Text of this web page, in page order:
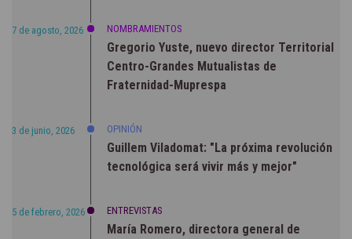
7 de agosto, 2026 NOMBRAMIENTOS
Gregorio Yuste, nuevo director Territorial
Centro-Grandes Mutualistas de
Fraternidad-Muprespa
3 de junio, 2026 OPINIÓN
Guillem Viladomat: "La próxima revolución
tecnológica será vivir más y mejor"
5 de febrero, 2026 ENTREVISTAS
María Romero, directora general de